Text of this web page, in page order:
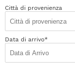
Città di provenienza
Data di arrivo*